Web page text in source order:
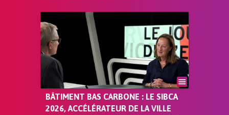
BÂTIMENT BAS CARBONE : LE SIBCA
2026, ACCÉLÉRATEUR DE LA VILLE